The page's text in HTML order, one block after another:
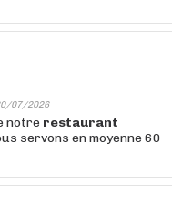
07/2026
notre restaurant
servons en moyenne 60